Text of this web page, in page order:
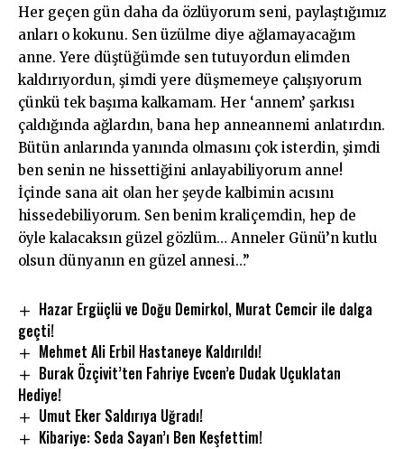
Her geçen gün daha da özlüyorum seni, paylaştığımız
anları o kokunu. Sen üzülme diye ağlamayacağım
anne. Yere düştüğümde sen tutuyordun elimden
kaldırıyordun, şimdi yere düşmemeye çalışıyorum
çünkü tek başıma kalkamam. Her ‘annem’ şarkısı
çaldığında ağlardın, bana hep anneannemi anlatırdın.
Bütün anlarında yanında olmasını çok isterdin, şimdi
ben senin ne hissettiğini anlayabiliyorum anne!
İçinde sana ait olan her şeyde kalbimin acısını
hissedebiliyorum. Sen benim kraliçemdin, hep de
öyle kalacaksın güzel gözlüm… Anneler Günü’n kutlu
olsun dünyanın en güzel annesi…”
Hazar Ergüçlü ve Doğu Demirkol, Murat Cemcir ile dalga
geçti!
Mehmet Ali Erbil Hastaneye Kaldırıldı!
Burak Özçivit’ten Fahriye Evcen’e Dudak Uçuklatan
Hediye!
Umut Eker Saldırıya Uğradı!
Kibariye: Seda Sayan’ı Ben Keşfettim!